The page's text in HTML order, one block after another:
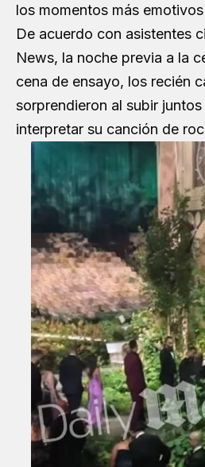
los momentos más
De acuerdo con asistentes
News, la noche previa a la
cena de ensayo, los recién
sorprendieron al subir
interpretar su canción de